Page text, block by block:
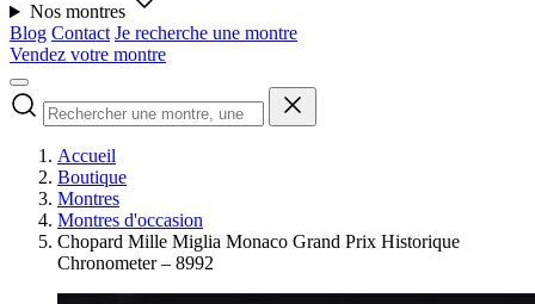
Nos montres
Blog Contact Je recherche une montre
Vendez votre montre
Accueil
Boutique
Montres
Montres d'occasion
Chopard Mille Miglia Monaco Grand Prix Historique
Chronometer – 8992